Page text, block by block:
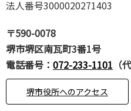
法人番号3000020271403
〒590-0078
堺市堺区南瓦町3番1号
電話番号： 072-233-1101 （
堺市役所へのアクセス